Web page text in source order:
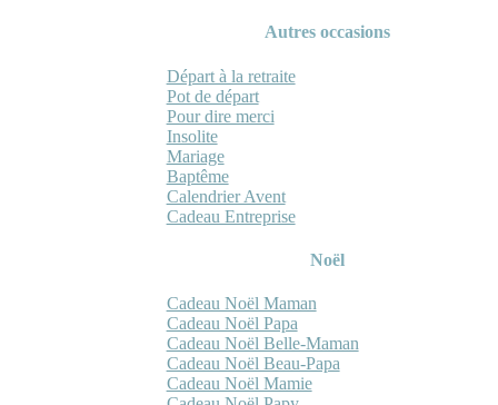
Autres occasions
Départ à la retraite
Pot de départ
Pour dire merci
Insolite
Mariage
Baptême
Calendrier Avent
Cadeau Entreprise
Noël
Cadeau Noël Maman
Cadeau Noël Papa
Cadeau Noël Belle-Maman
Cadeau Noël Beau-Papa
Cadeau Noël Mamie